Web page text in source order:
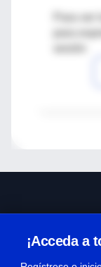
Para
¡Acceda a